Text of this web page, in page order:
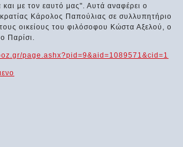
με τον εαυτό μας". Αυτά αναφέρει ο
Κάρολος Παπούλιας σε συλλυπητήριο
οικείους του φιλόσοφου Κώστα Αξελού, ο
Παρίσι.
page.ashx?pid=9&aid=1089571&cid=1